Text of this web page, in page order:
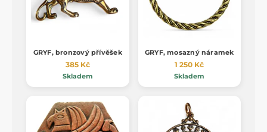
GRYF, bronzový přívěšek
385 Kč
Skladem
GRYF, mosazný náramek
1 250 Kč
Skladem